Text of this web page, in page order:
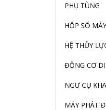
PHỤ TÙNG
HỘP SỐ
HỆ THỦY
ĐỘNG CƠ
NGƯ CỤ
MÁY PHÁT